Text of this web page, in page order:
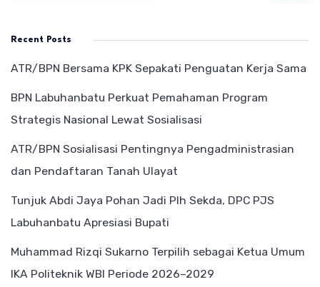
Recent Posts
ATR/BPN Bersama KPK Sepakati Penguatan Kerja Sama
BPN Labuhanbatu Perkuat Pemahaman Program
Strategis Nasional Lewat Sosialisasi
ATR/BPN Sosialisasi Pentingnya Pengadministrasian
dan Pendaftaran Tanah Ulayat
Tunjuk Abdi Jaya Pohan Jadi Plh Sekda, DPC PJS
Labuhanbatu Apresiasi Bupati
Muhammad Rizqi Sukarno Terpilih sebagai Ketua Umum
IKA Politeknik WBI Periode 2026–2029